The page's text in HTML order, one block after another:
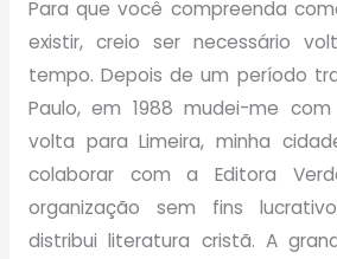
Para que você compreenda
existir, creio ser necessário
tempo. Depois de um período
Paulo, em 1988 mudei-me
volta para Limeira, minha
colaborar com a Editora
organização sem fins
distribui literatura cristã. A